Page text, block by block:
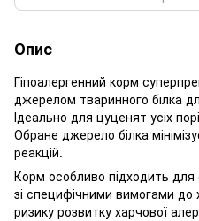
Опис
Гіпоалергенний корм
джерелом тваринного білка
Ідеально для цуценят усіх
Обране джерело білка
реакцій.
Корм особливо підходить
зі специфічними вимогами до
ризику розвитку харчової